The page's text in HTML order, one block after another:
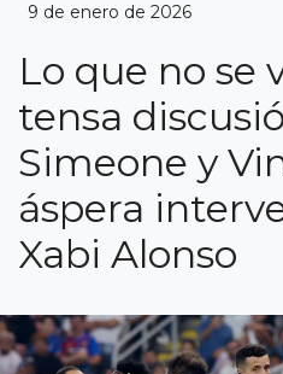
9 de enero de 2026
Lo que no se
tensa
Simeone y
áspera
Xabi Alonso